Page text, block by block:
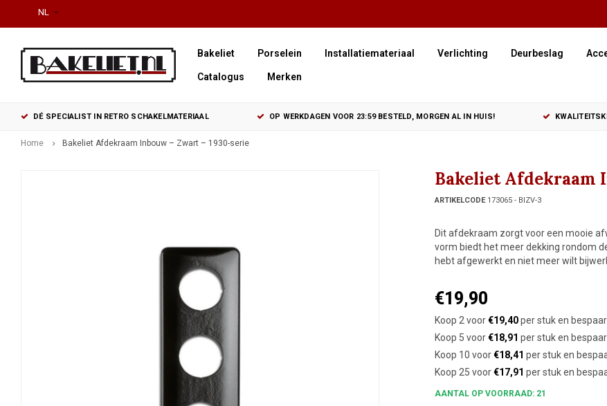
NL
Bakeliet Porselein Installatiemateriaal Verlichting Deurbeslag
Catalogus Merken
DÉ SPECIALIST IN RETRO SCHAKELMATERIAAL OP WERKDAGEN VOOR 23:59 BESTELD, MORGEN AL IN HUIS!
Home Bakeliet Afdekraam Inbouw – Zwart – 1930-serie
Bakeliet Afdekraam
ARTIKELCODE173065 - BIZV-3
Dit afdekraam zorgt voor een mooie
vorm biedt het meer dekking rondom
hebt afgewerkt en niet meer wilt
€19,90
Koop 2 voor€19,40per stuk en bespaar
Koop 5 voor€18,91 per stuk en bespaar
Koop 10 voor€18,41 per stuk en
Koop 25 voor€17,91 per stuk en
AANTAL OP VOORRAAD: 21